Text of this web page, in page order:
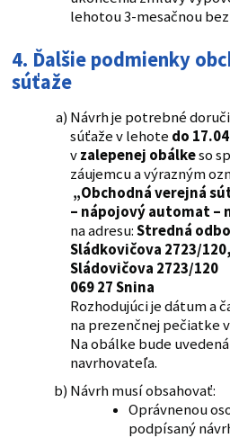
lehotou 3-mesačnou
4. Ďalšie podmienky
súťaže
Návrh je potrebné
súťaže v lehote do
vzalepenej obálkeso
záujemcu a výrazným
„Obchodná verejná
– nápojový automat –
na adresu:Stredná
Sládkovičova 2723/
Sládovičova 2723/120
069 27 Snina
Rozhodujúci je dátum a
na prezenčnej pečiatke
Na obálke bude
navrhovateľa.
Návrh musí obsahovať:
Oprávnenou
podpísaný